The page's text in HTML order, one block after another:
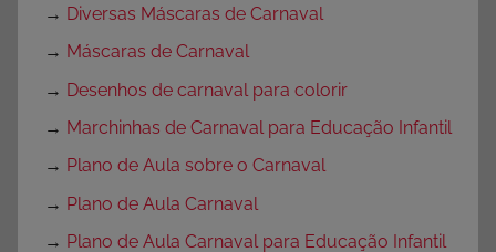
→ Diversas Máscaras de Carnaval
→ Máscaras de Carnaval
→ Desenhos de carnaval para colorir
→ Marchinhas de Carnaval para Educação Infantil
→ Plano de Aula sobre o Carnaval
→ Plano de Aula Carnaval
→ Plano de Aula Carnaval para Educação Infantil